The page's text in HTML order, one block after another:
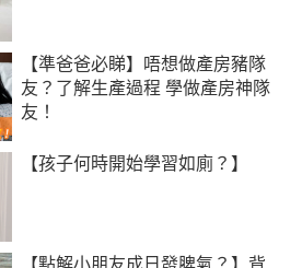
【準爸爸必睇】唔想做產房豬隊
友？了解生產過程 學做產房神隊
友！
【孩子何時開始學習如廁？】